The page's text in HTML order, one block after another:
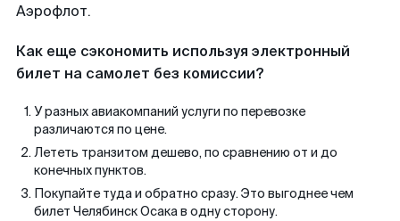
Аэрофлот.
Как еще сэкономить используя электронный
билет на самолет без комиссии?
У разных авиакомпаний услуги по перевозке
различаются по цене.
Лететь транзитом дешево, по сравнению от и до
конечных пунктов.
Покупайте туда и обратно сразу. Это выгоднее чем
билет Челябинск Осака в одну сторону.